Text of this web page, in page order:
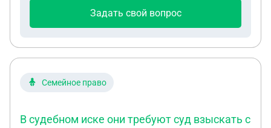
Задать свой вопрос
Семейное право
В судебном иске они требуют суд взыскать с